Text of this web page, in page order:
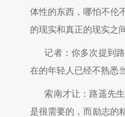
体性的东西，哪怕不伦
的现实和真正的现实之
记者：你多次提到
在的年轻人已经不熟悉
索南才让：路遥先
是很需要的，而励志的